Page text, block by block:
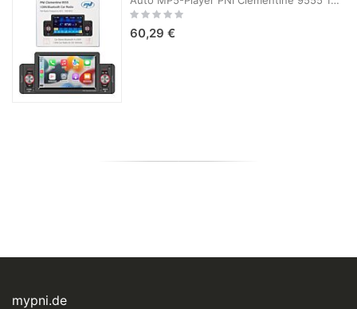
Rating:
60,29 €
mypni.de